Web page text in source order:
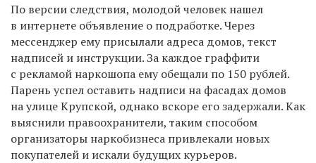
По версии следствия, молодой человек нашел
в интернете объявление о подработке. Через
мессенджер ему присылали адреса домов, текст
надписей и инструкции. За каждое граффити
с рекламой наркошопа ему обещали по 150 рублей.
Парень успел оставить надписи на фасадах домов
на улице Крупской, однако вскоре его задержали. Как
выяснили правоохранители, таким способом
организаторы наркобизнеса привлекали новых
покупателей и искали будущих курьеров.